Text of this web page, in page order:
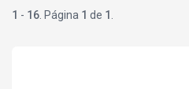
1 - 16 . Página 1 de 1